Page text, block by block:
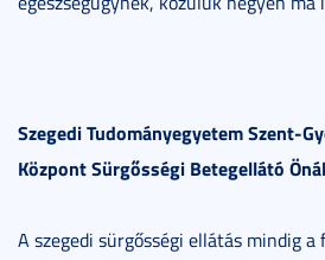
Szegedi Tudományegyetem Szent-
Központ Sürgősségi Betegellátó
A szegedi sürgősségi ellátás mindig